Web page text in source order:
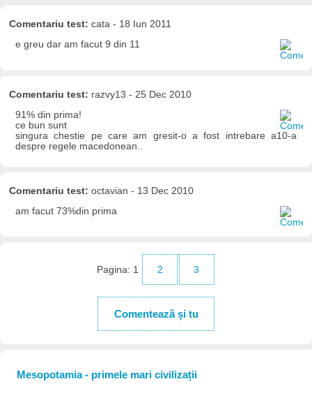
Comentariu test: cata - 18 Iun 2011
e greu dar am facut 9 din 11
Comentariu test: razvy13 - 25 Dec 2010
91% din prima!
ce bun sunt
singura chestie pe care am gresit-o a fost intrebare a10-a
despre regele macedonean..
Comentariu test: octavian - 13 Dec 2010
am facut 73%din prima
Pagina: 1 2 3
Comentează și tu
Mesopotamia - primele mari civilizații